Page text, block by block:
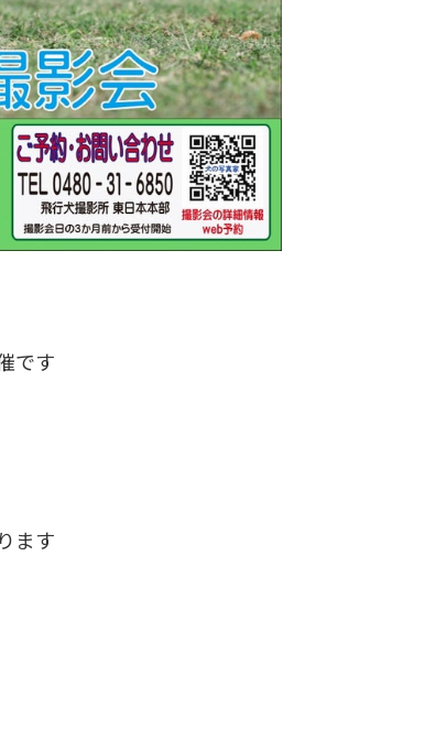
です
ます